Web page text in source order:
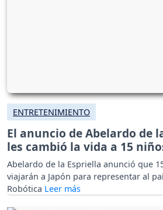
ENTRETENIMIENTO
El anuncio de Abelardo de
les cambió la vida a 15
Abelardo de la Espriella anunció que
viajarán a Japón para representar al
Robótica